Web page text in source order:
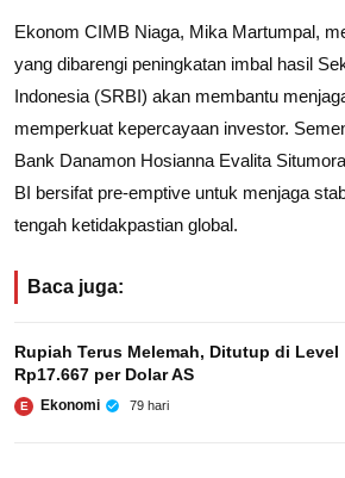
Ekonom CIMB Niaga, Mika Martumpal,
yang dibarengi peningkatan imbal hasil
Indonesia (SRBI) akan membantu
memperkuat kepercayaan investor.
Bank Danamon Hosianna Evalita
BI bersifat pre-emptive untuk menjaga
tengah ketidakpastian global.
Baca juga:
Rupiah Terus Melemah, Ditutup di Level
Rp17.667 per Dolar AS
E Ekonomi 79 hari